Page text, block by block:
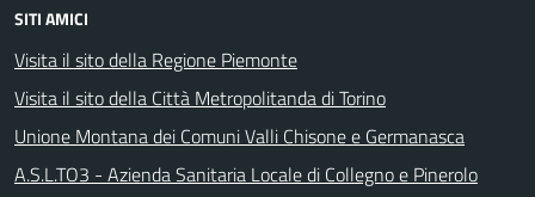
SITI AMICI
Visita il sito della Regione Piemonte
Visita il sito della Città Metropolitanda di Torino
Unione Montana dei Comuni Valli Chisone e Germanasca
A.S.L.TO3 - Azienda Sanitaria Locale di Collegno e Pinerolo